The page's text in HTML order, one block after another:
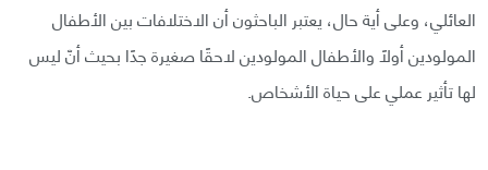
العائلي، وعلى أية حال، يعتبر الباحثون أن الاختلافات بين الأطفال
المولودين أولًا والأطفال المولودين لاحقًا صغيرة جدًا بحيث أنّ ليس
لها تأثير عملي على حياة الأشخاص.